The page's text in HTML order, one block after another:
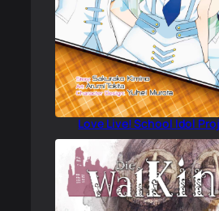
Love Live! School Idol